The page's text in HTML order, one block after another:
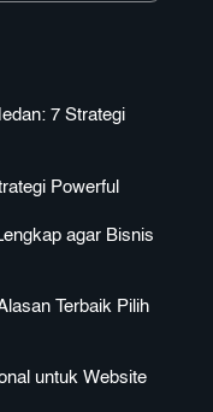
7 Strategi
Powerful
agar Bisnis
Terbaik Pilih
untuk Website